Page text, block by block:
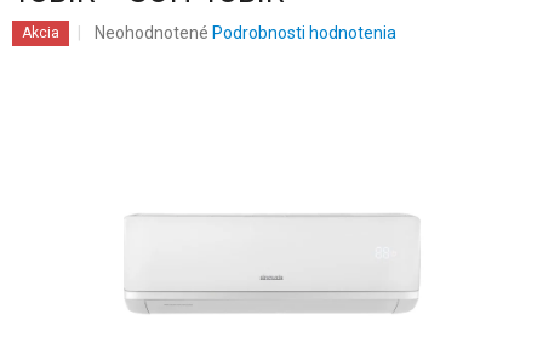
Akcia
Priemerné
Neohodnotené Podrobnosti hodnotenia